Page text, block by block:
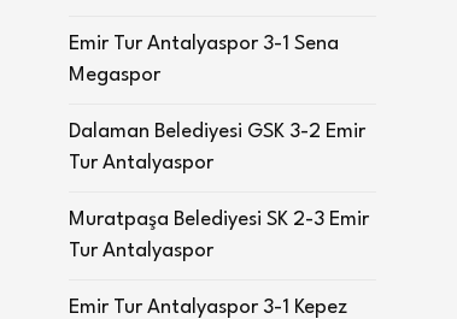
Emir Tur Antalyaspor 3-1 Sena
Megaspor
Dalaman Belediyesi GSK 3-2 Emir
Tur Antalyaspor
Muratpaşa Belediyesi SK 2-3 Emir
Tur Antalyaspor
Emir Tur Antalyaspor 3-1 Kepez